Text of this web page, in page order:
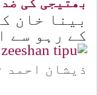
بینا خان
کے رہو سے
ذیشان احمد